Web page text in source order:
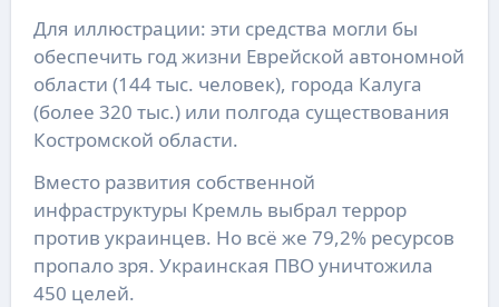
Для иллюстрации: эти средства могли бы
обеспечить год жизни Еврейской автономной
области (144 тыс. человек), города Калуга
(более 320 тыс.) или полгода существования
Костромской области.
Вместо развития собственной
инфраструктуры Кремль выбрал террор
против украинцев. Но всё же 79,2% ресурсов
пропало зря. Украинская ПВО уничтожила
450 целей.